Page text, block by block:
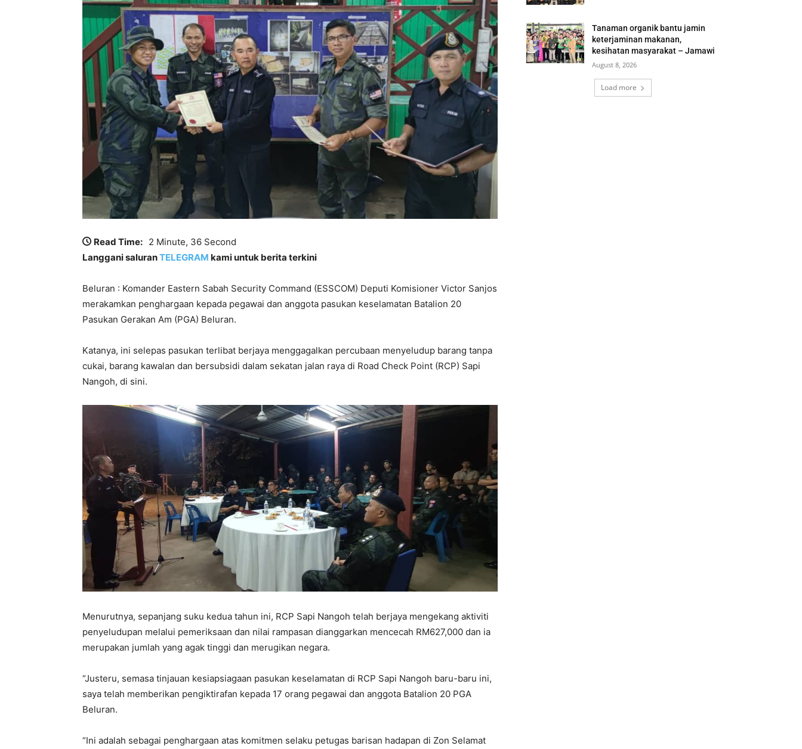
Read Time: 2 Minute, 36 Second
Langgani saluranTELEGRAM kami untuk berita terkini
Beluran : Komander Eastern Sabah Security Command (ESSCOM) Deputi Komisioner Victor Sanjos
merakamkan penghargaan kepada pegawai dan anggota pasukan keselamatan Batalion 20
Pasukan Gerakan Am (PGA) Beluran.
Katanya, ini selepas pasukan terlibat berjaya menggagalkan percubaan menyeludup barang tanpa
cukai, barang kawalan dan bersubsidi dalam sekatan jalan raya di Road Check Point (RCP) Sapi
Nangoh, di sini.
Menurutnya, sepanjang suku kedua tahun ini, RCP Sapi Nangoh telah berjaya mengekang aktiviti
penyeludupan melalui pemeriksaan dan nilai rampasan dianggarkan mencecah RM627,000 dan ia
merupakan jumlah yang agak tinggi dan merugikan negara.
“Justeru, semasa tinjauan kesiapsiagaan pasukan keselamatan di RCP Sapi Nangoh baru-baru ini,
saya telah memberikan pengiktirafan kepada 17 orang pegawai dan anggota Batalion 20 PGA
Beluran.
“Ini adalah sebagai penghargaan atas komitmen selaku petugas barisan hadapan di Zon Selamat
Tanaman organik bantu jamin
keterjaminan makanan,
kesihatan masyarakat – Jamawi
August 8, 2026
Load more